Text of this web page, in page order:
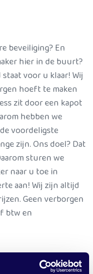
beveiliging? En
hier in de buurt?
voor u klaar! Wij
hoeft te maken
zit door een kapot
hebben we
voordeligste
zijn. Ons doel? Dat
sturen we
naar u toe in
aan! Wij zijn altijd
Geen verborgen
btw en